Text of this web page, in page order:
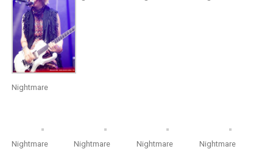
Nightmare
Nightmare Nightmare Nightmare Nightmare